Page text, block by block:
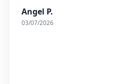
Angel P.
03/07/2026